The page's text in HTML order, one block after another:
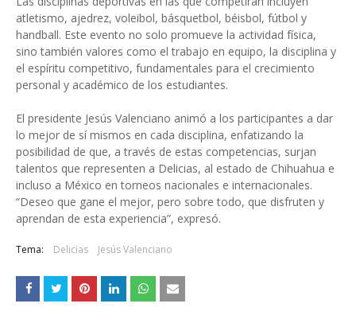
atletismo, ajedrez, voleibol, básquetbol, béisbol, fútbol y
handball. Este evento no solo promueve la actividad física,
sino también valores como el trabajo en equipo, la disciplina y
el espíritu competitivo, fundamentales para el crecimiento
personal y académico de los estudiantes.
El presidente Jesús Valenciano animó a los participantes a dar
lo mejor de sí mismos en cada disciplina, enfatizando la
posibilidad de que, a través de estas competencias, surjan
talentos que representen a Delicias, al estado de Chihuahua e
incluso a México en torneos nacionales e internacionales.
“Deseo que gane el mejor, pero sobre todo, que disfruten y
aprendan de esta experiencia”, expresó.
Tema: Delicias Jesús Valenciano